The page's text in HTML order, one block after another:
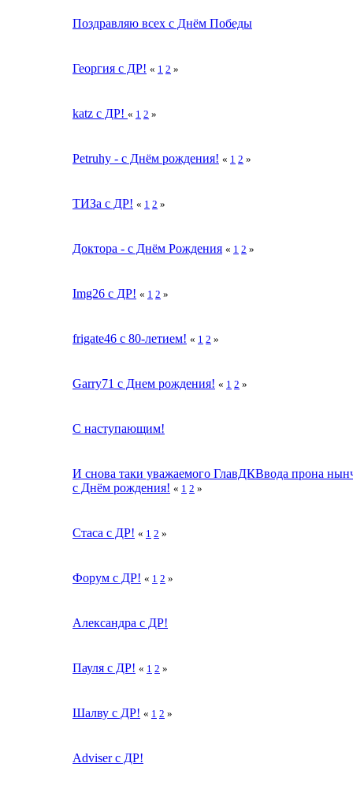
Поздравляю всех с Днём Победы
Георгия с ДР! « 1 2 »
katz с ДР! « 1 2 »
Petruhу - с Днём рождения! « 1 2 »
ТИЗа с ДР! « 1 2 »
Доктора - с Днём Рождения « 1 2 »
Img26 с ДР! « 1 2 »
frigate46 с 80-летием! « 1 2 »
Garry71 c Днем рождения! « 1 2 »
С наступающим!
И снова таки уважаемого ГлавДКВвода прона
с Днём рождения! « 1 2 »
Стаса с ДР! « 1 2 »
Форум с ДР! « 1 2 »
Александра с ДР!
Пауля с ДР! « 1 2 »
Шалву с ДР! « 1 2 »
Adviser с ДР!